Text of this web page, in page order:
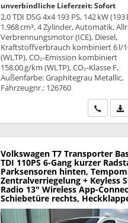
unverbindliche Lieferzeit: Sofort
2,0 TDI DSG 4x4 193 PS, 142 kW (193
1.968 cm³, 4 Zylinder, Automatik,
Verbrennungsmotor (ICE), Diesel,
Kraftstoffverbrauch kombiniert 6 l/
(WLTP), CO₂-Emission kombiniert
158.00 g/km (WLTP), CO₂-Klasse F,
Außenfarbe: Graphitegrau Metallic,
Fahrzeugnr.: 126760
Wir
Volkswagen T7 Transporter
TDI 110PS 6-Gang kurzer
Parksensoren hinten,
Zentralverriegelung + Keyless
Radio 13" Wireless App-
Schiebetüre rechts,